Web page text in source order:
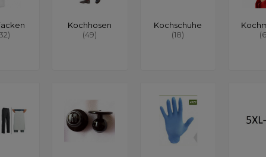
Kochhosen
(49)
Kochschuhe
(18)